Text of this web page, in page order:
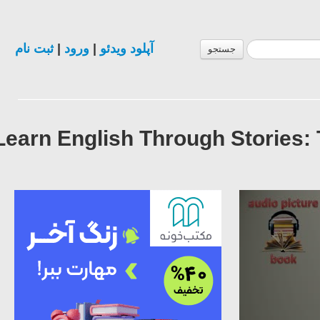
جستجو آپلود ویدئو| ورود| ثبت نام
Learn English Through